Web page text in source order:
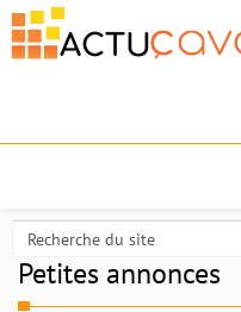
Petites annonces